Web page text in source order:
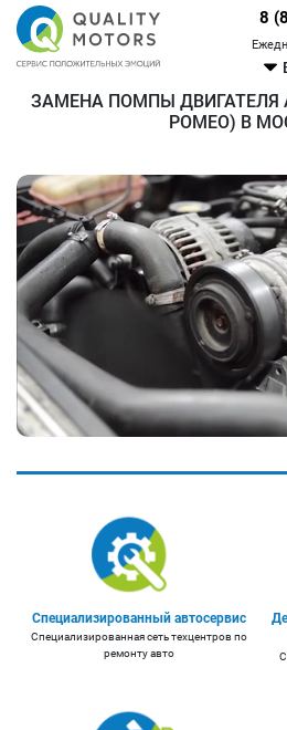
8
ЗАМЕНА ПОМПЫ ДВИГАТЕЛЯ
РОМЕО) В
Специализированный автосервис
Специализированная сеть техцентров по
ремонту авто